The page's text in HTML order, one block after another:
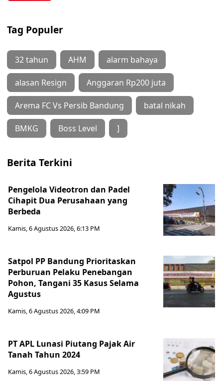
Tag Populer
32 tahun AHM alarm bahaya
alasan Resign Anggaran Rp200 juta
Arema FC Vs Persib Bandung batal nikah
BMKG Boss Level ]
Berita Terkini
Pengelola Videotron dan Padel
Cihapit Dua Perusahaan yang
Berbeda
Kamis, 6 Agustus 2026, 6:13 PM
Satpol PP Bandung Prioritaskan
Perburuan Pelaku Penebangan
Pohon, Tangani 35 Kasus Selama
Agustus
Kamis, 6 Agustus 2026, 4:09 PM
PT APL Lunasi Piutang Pajak Air
Tanah Tahun 2024
Kamis, 6 Agustus 2026, 3:59 PM